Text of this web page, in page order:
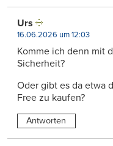
Urs
16.06.2026 um 12:03
Komme ich denn mit
Sicherheit?
Oder gibt es da etwa
Free zu kaufen?
Antworten